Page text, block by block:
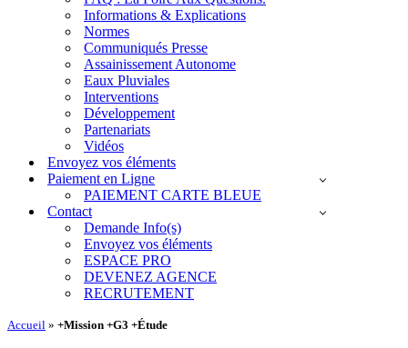
Informations & Explications
Normes
Communiqués Presse
Assainissement Autonome
Eaux Pluviales
Interventions
Développement
Partenariats
Vidéos
Envoyez vos éléments
Paiement en Ligne
PAIEMENT CARTE BLEUE
Contact
Demande Info(s)
Envoyez vos éléments
ESPACE PRO
DEVENEZ AGENCE
RECRUTEMENT
Accueil » +Mission +G3 +Étude